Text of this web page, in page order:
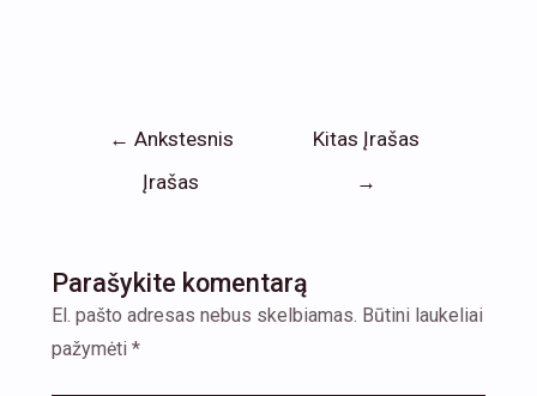
← Ankstesnis
Įrašas
Kitas Įrašas
→
Parašykite komentarą
El. pašto adresas nebus skelbiamas. Būtini laukeliai
pažymėti *